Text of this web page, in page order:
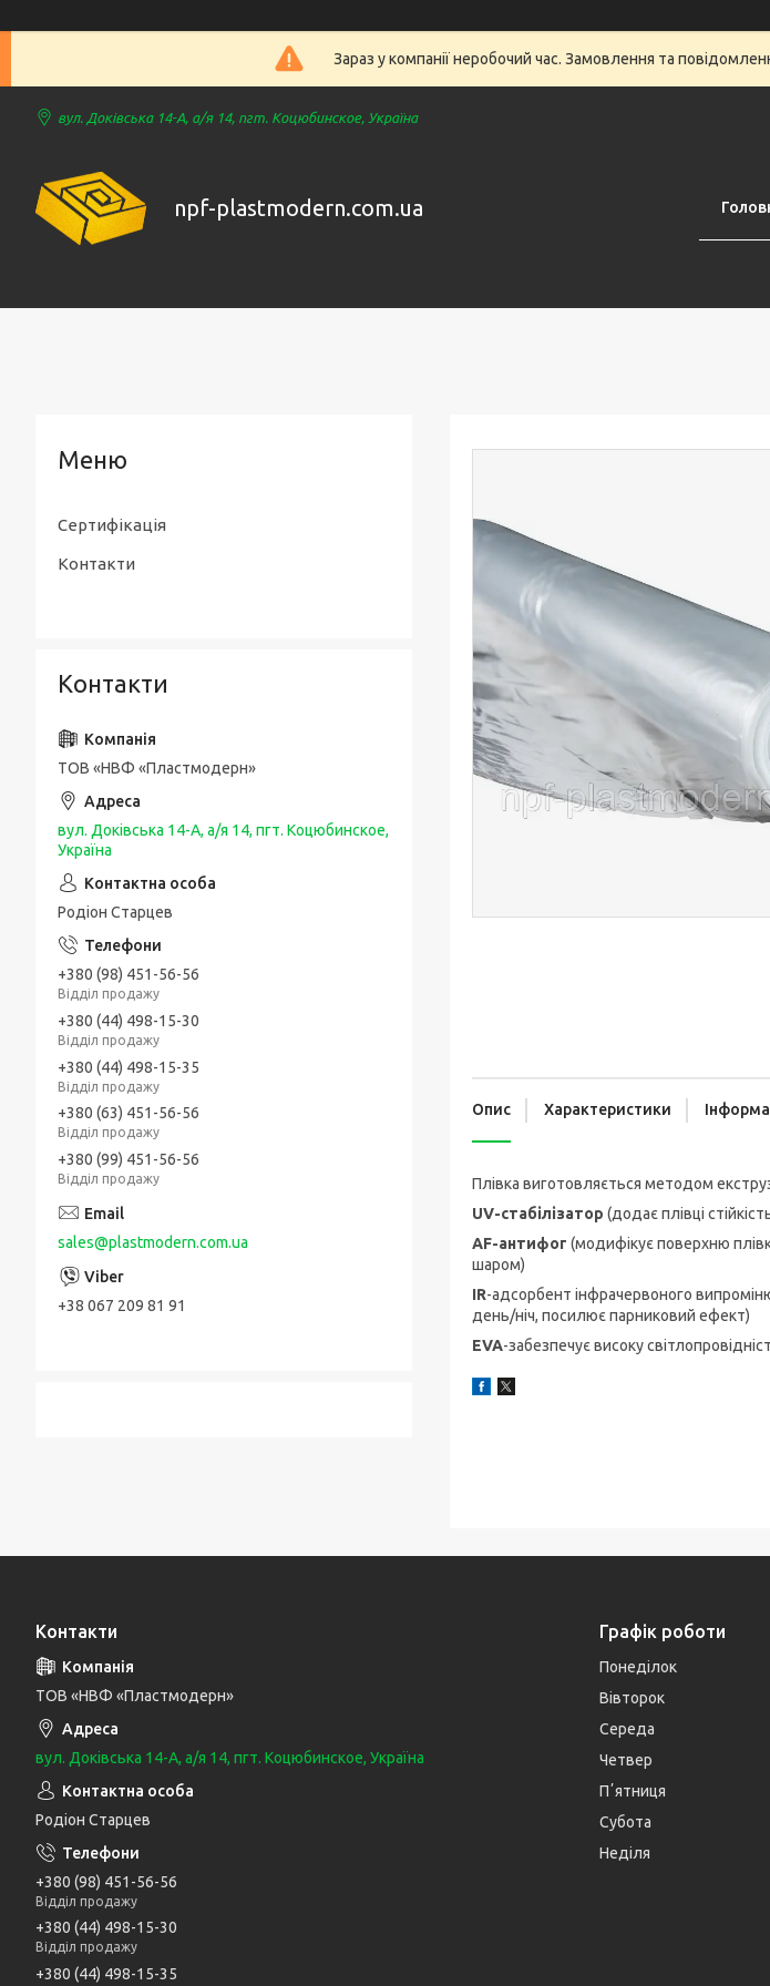
Зараз у компанії неробочий час. Замовлення та
вул. Доківська 14-А, а/я 14, пгт. Коцюбинское, Україна
npf-plastmodern.com.ua
Опис Характеристики
Плівка виготовляється методом
UV-стабілізатор (додає плівці
AF-антифог (модифікує поверхню
шаром)
IR-адсорбент інфрачервоного
день/ніч, посилює парниковий ефект)
EVA-забезпечує високу
Сертифікація
Контакти
Контакти
ТОВ «НВФ «Пластмодерн»
вул. Доківська 14-А, а/я 14, пгт. Коцюбинское,
Україна
Родіон Старцев
+380 (98) 451-56-56
Відділ продажу
+380 (44) 498-15-30
Відділ продажу
+380 (44) 498-15-35
Відділ продажу
+380 (63) 451-56-56
Відділ продажу
+380 (99) 451-56-56
Відділ продажу
sales@plastmodern.com.ua
+38 067 209 81 91
Контакти
ТОВ «НВФ «Пластмодерн»
вул. Доківська 14-А, а/я 14, пгт. Коцюбинское, Україна
Родіон Старцев
+380 (98) 451-56-56
Відділ продажу
+380 (44) 498-15-30
Відділ продажу
+380 (44) 498-15-35
Графік роботи
Понеділок
Вівторок
Середа
Четвер
Пʼятниця
Субота
Неділя